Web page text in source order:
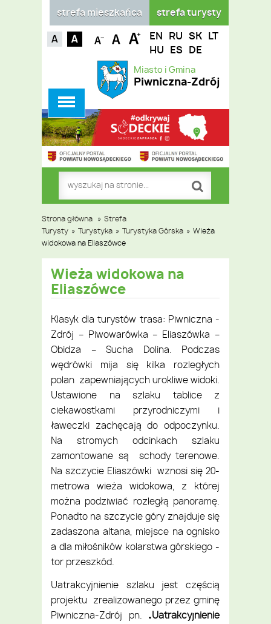
Miasto i Gmina
Piwniczna-Zdrój
EN RU SK
LT
HU
ES DE
strefa turysty
strefa mieszkańca
Strona główna » Strefa
Turysty » Turystyka » Turystyka Górska » Wieża
widokowa na Eliaszówce
Wieża widokowa na
Eliaszówce
Klasyk dla turystów trasa: Piwniczna -
Zdrój – Piwowarówka – Eliaszówka –
Obidza – Sucha Dolina. Podczas
wędrówki mija się kilka rozległych
polan zapewniających urokliwe widoki.
Ustawione na szlaku tablice z
ciekawostkami przyrodniczymi i
ławeczki zachęcają do odpoczynku.
Na stromych odcinkach szlaku
zamontowane są schody terenowe.
Na szczycie Eliaszówki wznosi się 20-
metrowa wieża widokowa, z której
można podziwiać rozległą panoramę.
Ponadto na szczycie góry znajduje się
zadaszona altana, miejsce na ognisko
a dla miłośników kolarstwa górskiego -
tor przeszkód.
Uatrakcyjnienie szlaku jest częścią
projektu zrealizowanego przez gminę
Piwniczna-Zdrój pn. „Uatrakcyjnienie